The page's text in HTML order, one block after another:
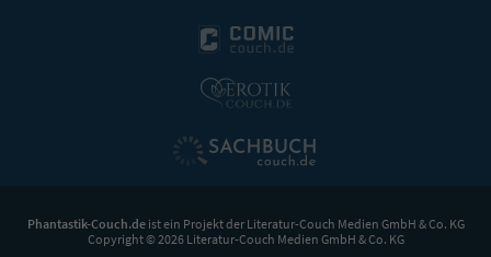
Phantastik-Couch.deist ein Projekt der Literatur-Couch Medien GmbH & Co. KG
Copyright © 2026 Literatur-Couch Medien GmbH & Co. KG